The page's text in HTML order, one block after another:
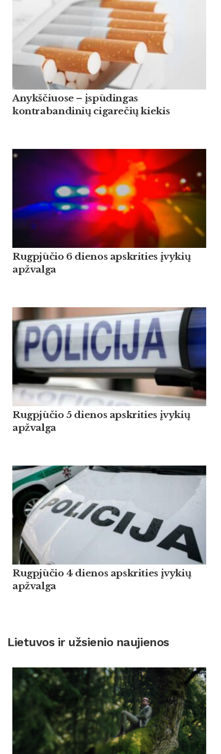
Anykščiuose – įspūdingas
kontrabandinių cigarečių kiekis
Rugpjūčio 6 dienos apskrities įvykių
apžvalga
Rugpjūčio 5 dienos apskrities įvykių
apžvalga
Rugpjūčio 4 dienos apskrities įvykių
apžvalga
Lietuvos ir užsienio naujienos